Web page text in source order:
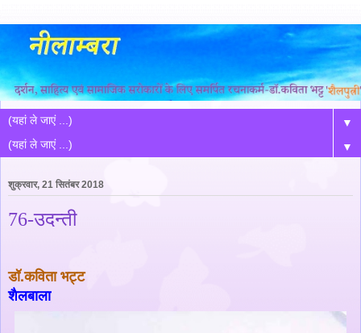
▼
▼
शुक्रवार, 21 सितंबर 2018
76-उदन्ती
डॉ.कविता भट्ट
शैलबाला